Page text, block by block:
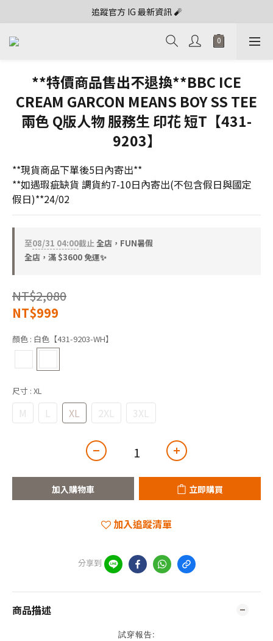
追蹤官方 IG 最新資訊 🧨
**特價商品售出不退換**BBC ICE
CREAM GARCON MEANS BOY SS TEE
兩色 Q版人物 服務生 印花 短T【431-
9203】
**現貨商品下單後5日內寄出**
**如遇瑕疵缺貨 調貨約7-10日內寄出(不包含假日與國定
假日)**24/02
至08/31 04:00截止全店，FUN暑假
全店，滿 $3600 免運✨
NT$2,080
NT$999
顏色 : 白色【431-9203-WH】
尺寸 : XL
M L XL 2XL 3XL
加入購物車 立即購買
加入追蹤清單
分享到
商品描述
試穿報告: